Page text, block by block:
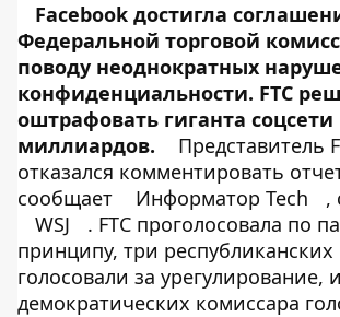
Facebook достигла
Федеральной торговой
поводу неоднократных
конфиденциальности. FTC
оштрафовать гиганта соцсети
миллиардов.
Представитель
отказался комментировать
сообщает
Информатор Tech
,
WSJ
. FTC проголосовала по
принципу, три республиканских
голосовали за урегулирование,
демократических комиссара